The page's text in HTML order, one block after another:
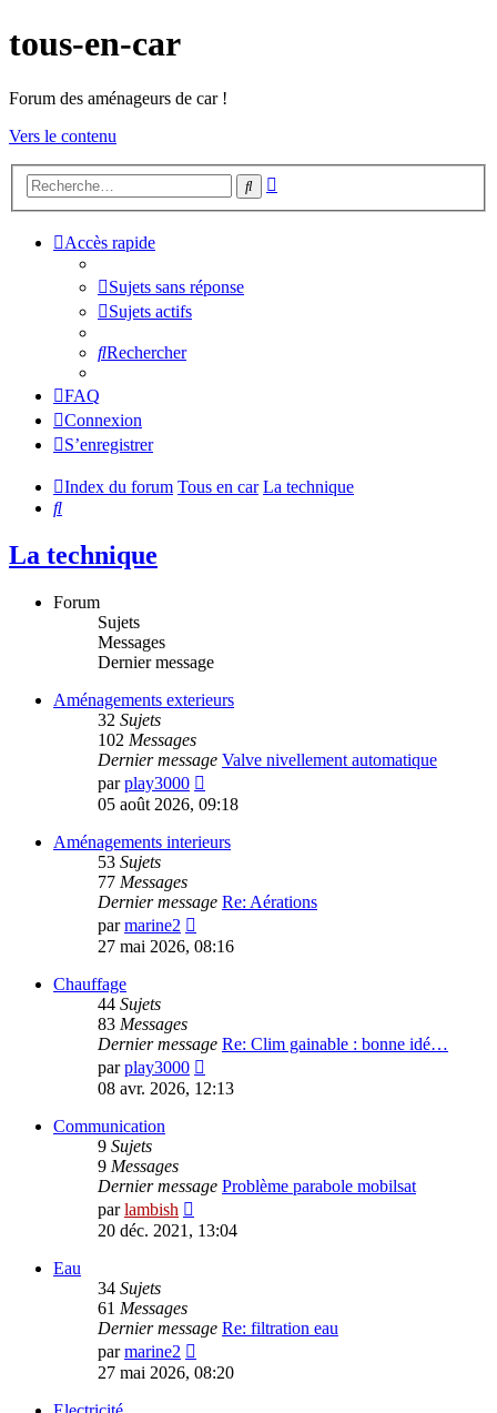
tous-en-car
Forum des aménageurs de car !
Vers le contenu
Rechercher
Accès rapide
Sujets sans réponse
Sujets actifs
Rechercher
FAQ
Connexion
S’enregistrer
Index du forum Tous en car La technique
Rechercher
La technique
Forum
Sujets
Messages
Dernier message
Aménagements exterieurs
32 Sujets
102 Messages
Dernier message Valve nivellement automatique
parplay3000
le
message
05 août 2026, 09:18
Aménagements interieurs
53 Sujets
77 Messages
Dernier message Re: Aérations
parmarine2
le
27 mai 2026, 08:16
Chauffage
44 Sujets
83 Messages
Dernier message Re: Clim gainable : bonne idé…
parplay3000
le
08 avr. 2026, 12:13
Communication
9 Sujets
9 Messages
Dernier message Problème parabole mobilsat
parlambish
le
20 déc. 2021, 13:04
Eau
34 Sujets
61 Messages
Dernier message Re: filtration eau
parmarine2
le
27 mai 2026, 08:20